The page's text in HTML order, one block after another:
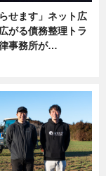
らせます」ネット広
がる債務整理トラ
事務所が…